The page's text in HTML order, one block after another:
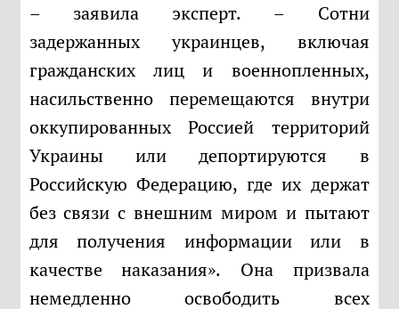
– заявила эксперт. – Сотни
задержанных украинцев, включая
гражданских лиц и военнопленных,
насильственно перемещаются внутри
оккупированных Россией территорий
Украины или депортируются в
Российскую Федерацию, где их держат
без связи с внешним миром и пытают
для получения информации или в
качестве наказания». Она призвала
немедленно освободить всех